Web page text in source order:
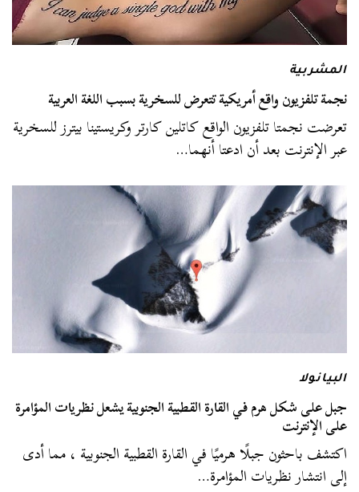
المشربية
نجمة تلفزيون واقع أمريكية تتعرض للسخرية بسبب اللغة العربية
تعرضت نجمتا تلفزيون الواقع كاتلين كارتر وكريستينا بيترز للسخرية
عبر الإنترنت بعد أن ادعتا أنهما…
البيانولا
جبل على شكل هرم في القارة القطبية الجنوبية يشعل نظريات المؤامرة
على الإنترنت
اكتشف باحثون جبلًا هرميًا في القارة القطبية الجنوبية ، مما أدى
إلى انتشار نظريات المؤامرة…